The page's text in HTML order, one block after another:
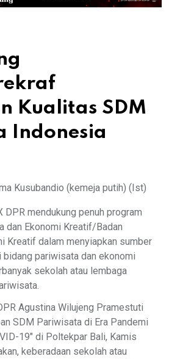
Kualitas SDM
Indonesia
Kusubandio (kemeja putih) (Ist)
DPR mendukung penuh program
dan Ekonomi Kreatif/Badan
Kreatif dalam menyiapkan sumber
bidang pariwisata dan ekonomi
sekolah atau lembaga
Agustina Wilujeng Pramestuti
SDM Pariwisata di Era Pandemi
19" di Poltekpar Bali, Kamis
keberadaan sekolah atau